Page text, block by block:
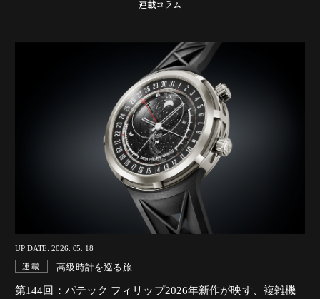
連載コラム
UP DATE: 2026. 05. 18
連載 高級時計を巡る旅
第144回：パテック フィリップ2026年新作が映す、複雑機